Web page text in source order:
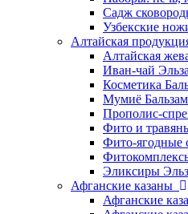
Садж
Узбекские
Алтайская
Алтайская
Иван-чай
Косметика
Мумиё
Прополис-
Фито и
Фито-ягодные
Эликсиры
Афганские казаны
Афганские